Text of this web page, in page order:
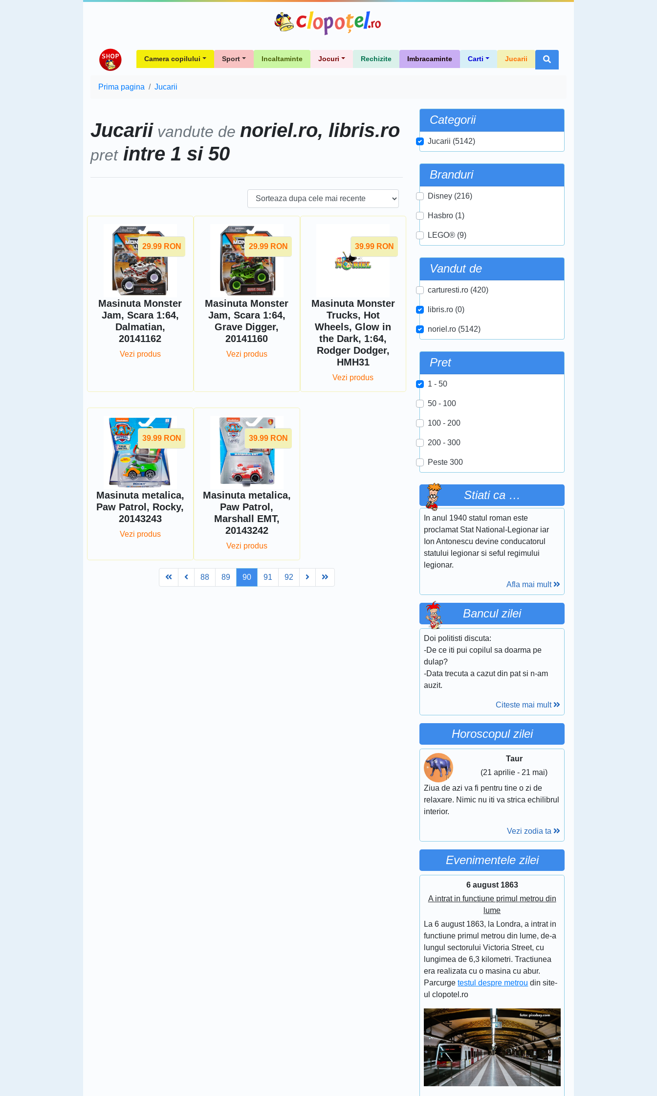
Camera copilului Sport Incaltaminte Jocuri Rechizite Imbracaminte Carti Jucarii
Prima pagina Jucarii
Jucarii vandute de noriel.ro, libris.ro
pretintre 1 si 50
29.99 RON
Masinuta Monster
Jam, Scara 1:64,
Dalmatian,
20141162
Vezi produs
29.99 RON
Masinuta Monster
Jam, Scara 1:64,
Grave Digger,
20141160
Vezi produs
39.99 RON
Masinuta Monster
Trucks, Hot
Wheels, Glow in
the Dark, 1:64,
Rodger Dodger,
HMH31
Vezi produs
39.99 RON
Masinuta metalica,
Paw Patrol, Rocky,
20143243
Vezi produs
39.99 RON
Masinuta metalica,
Paw Patrol,
Marshall EMT,
20143242
Vezi produs
FirstPrev88 89 90 91 92 Next Last
Categorii
Jucarii (5142)
Branduri
Disney (216)
Hasbro (1)
LEGO® (9)
Vandut de
carturesti.ro (420)
libris.ro (0)
noriel.ro (5142)
Pret
1 - 50
50 - 100
100 - 200
200 - 300
Peste 300
Stiati ca …
In anul 1940 statul roman este
proclamat Stat National-Legionar iar
Ion Antonescu devine conducatorul
statului legionar si seful regimului
legionar.
Afla mai mult
Bancul zilei
Doi politisti discuta:
-De ce iti pui copilul sa doarma pe
dulap?
-Data trecuta a cazut din pat si n-am
auzit.
Citeste mai mult
Horoscopul zilei
Taur
(21 aprilie - 21 mai)
Ziua de azi va fi pentru tine o zi de
relaxare. Nimic nu iti va strica echilibrul
interior.
Vezi zodia ta
Evenimentele zilei
6 august 1863
A intrat in functiune primul metrou din
lume
La 6 august 1863, la Londra, a intrat in
functiune primul metrou din lume, de-a
lungul sectorului Victoria Street, cu
lungimea de 6,3 kilometri. Tractiunea
era realizata cu o masina cu abur.
Parcurgetestul despre metrou din site-
ul clopotel.ro